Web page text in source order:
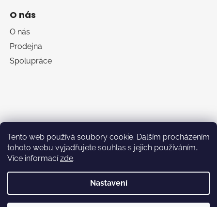
Tento web používá soubory cookie. Dalším procházením
tohoto webu vyjadřujete souhlas s jejich používáním..
Více informacízde.
Nastavení
O nás
O nás
Prodejna
Spolupráce